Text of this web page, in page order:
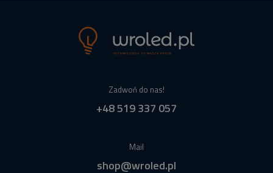
Zadwoń do nas!
+48 519 337 057
Mail
shop@wroled.pl